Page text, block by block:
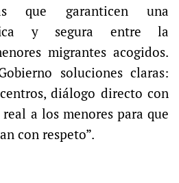
que garanticen una
y segura entre la
migrantes acogidos.
soluciones claras:
diálogo directo con
a los menores para que
con respeto”.